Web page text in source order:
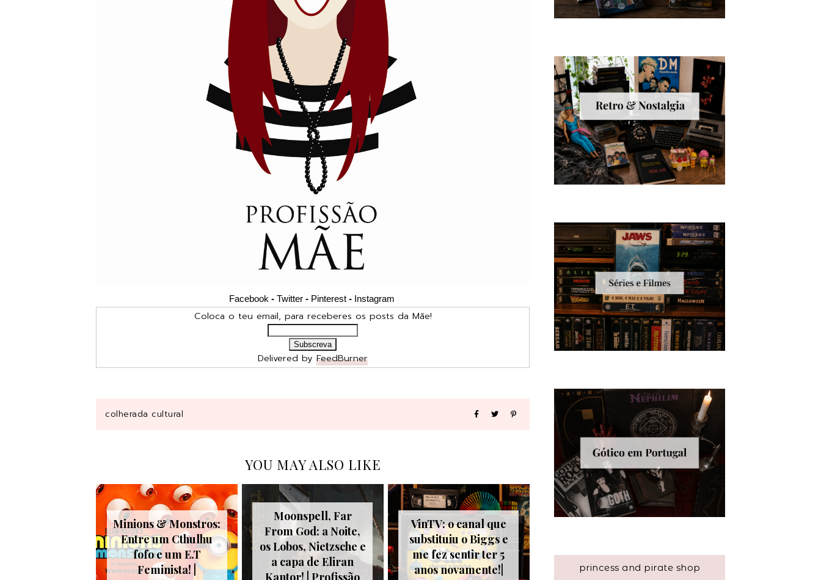
Facebook- Twitter- Pinterest- Instagram
Coloca o teu email, para receberes os posts da Mãe!
Delivered by FeedBurner
colherada cultural
YOU MAY ALSO LIKE
Minions & Monstros:
Entre um Cthulhu
fofo e um E.T
Feminista! |
Moonspell, Far
From God: a Noite,
os Lobos, Nietzsche e
a capa de Eliran
VinTV: o canal que
substituiu o Biggs e
me fez sentir ter 5
anos novamente!|
princess and pirate shop